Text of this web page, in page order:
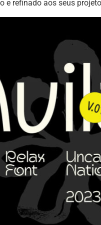
e refinado aos seus